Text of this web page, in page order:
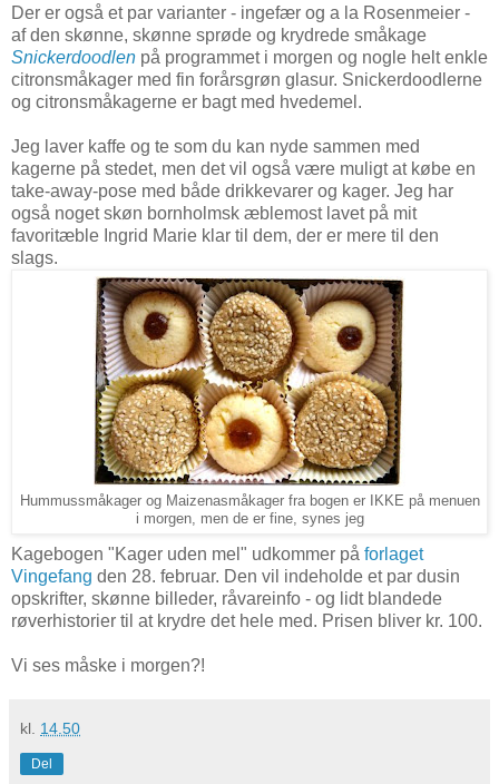
Der er også et par varianter - ingefær og a la Rosenmeier -
af den skønne, skønne sprøde og krydrede småkage
Snickerdoodlen på programmet i morgen og nogle helt enkle
citronsmåkager med fin forårsgrøn glasur. Snickerdoodlerne
og citronsmåkagerne er bagt med hvedemel.
Jeg laver kaffe og te som du kan nyde sammen med
kagerne på stedet, men det vil også være muligt at købe en
take-away-pose med både drikkevarer og kager. Jeg har
også noget skøn bornholmsk æblemost lavet på mit
favoritæble Ingrid Marie klar til dem, der er mere til den
slags.
Hummussmåkager og Maizenasmåkager fra bogen er IKKE på menuen
i morgen, men de er fine, synes jeg
Kagebogen "Kager uden mel" udkommer på forlaget
Vingefang den 28. februar. Den vil indeholde et par dusin
opskrifter, skønne billeder, råvareinfo - og lidt blandede
røverhistorier til at krydre det hele med. Prisen bliver kr. 100.
Vi ses måske i morgen?!
kl. 14.50
Del